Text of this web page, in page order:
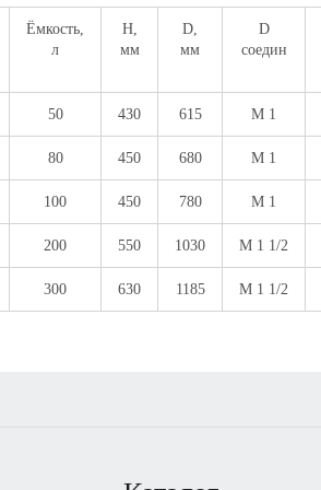
Ёмкость,
л
Н,
мм
D,
мм
D
соедин
50 430 615 M 1
80 450 680 M 1
100 450 780 M 1
200 550 1030 M 1 1/2
300 630 1185 M 1 1/2